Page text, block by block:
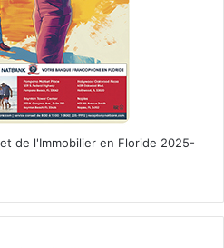
de l'Immobilier en Floride 2025-